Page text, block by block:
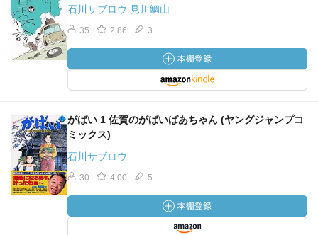
石川サブロウ 見川鯛山
35 2.86 3
がばい 1 佐賀のがばいばあちゃん (ヤングジャンプコ
ミックス)
石川サブロウ
30 4.00 5